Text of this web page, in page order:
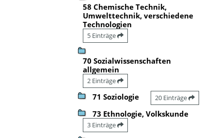
58 Chemische Technik,
Umwelttechnik, verschiedene
Technologien
5 Einträge
70 Sozialwissenschaften
allgemein
2 Einträge
71 Soziologie 20 Einträge
73 Ethnologie, Volkskunde
3 Einträge